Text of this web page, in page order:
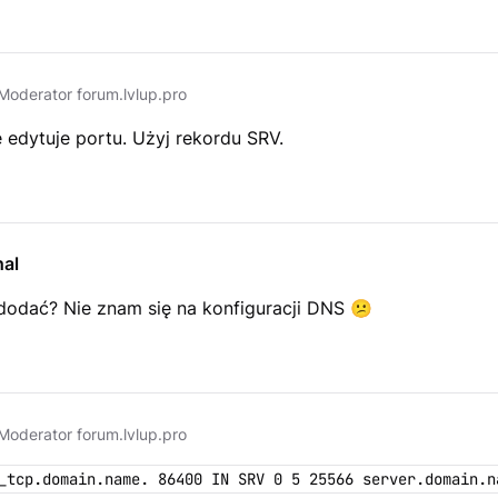
forum.lvlup.pro
edytuje portu. Użyj rekordu SRV.
Nie znam się na konfiguracji DNS 😕
forum.lvlup.pro
86400 IN SRV 0 5 25566